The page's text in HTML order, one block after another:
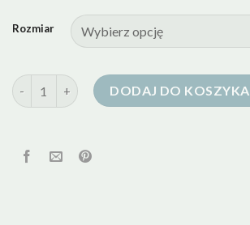
Rozmiar
ilość cos kurtka puchowaDODAJ DO KOSZYKA